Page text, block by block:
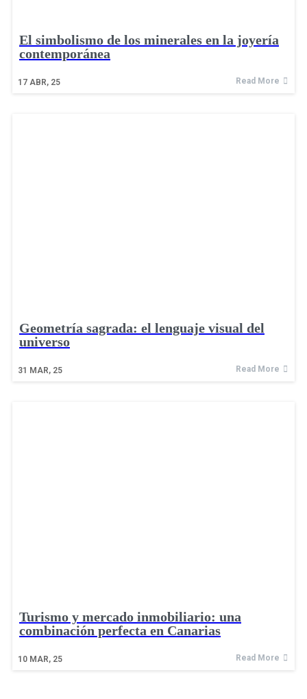
El simbolismo de los minerales en la joyería
contemporánea
17 ABR, 25 Read More
Geometría sagrada: el lenguaje visual del
universo
31 MAR, 25 Read More
Turismo y mercado inmobiliario: una
combinación perfecta en Canarias
10 MAR, 25 Read More